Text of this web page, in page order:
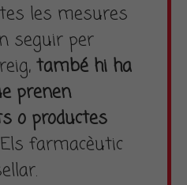
les mesures
seguir per
també hi ha
prenen
o productes
farmacèutic